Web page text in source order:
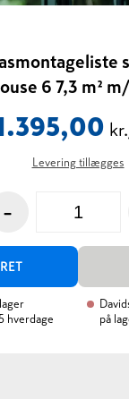
6 7,3 m²
Levering tillægges
-
hverdage
på